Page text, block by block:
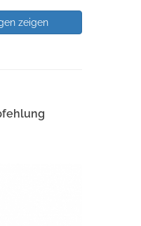
zeigen